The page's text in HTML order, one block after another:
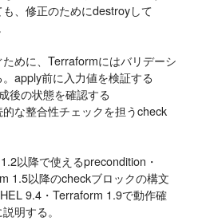
、修正のためにdestroyして
めに、Terraformにはバリデーシ
apply前に入力値を検証する
後の状態を確認する
な整合性チェックを担うcheck
以降で使えるprecondition・
1.5以降のcheckブロックの構文
9.4・Terraform 1.9で動作確
明する。